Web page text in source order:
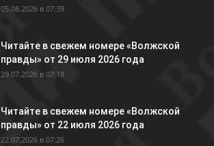
05.08.2026 в 07:39
Читайте в свежем номере «Волжской
правды» от 29 июля 2026 года
29.07.2026 в 07:18
Читайте в свежем номере «Волжской
правды» от 22 июля 2026 года
22.07.2026 в 07:26